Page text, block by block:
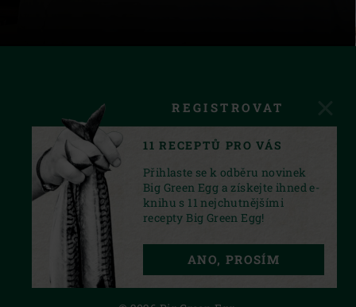
YOUTUBE
PRIVACY STATEMENT
REGISTROVAT
11 RECEPTŮ PRO VÁS
Přihlaste se k odběru novinek
Big Green Egg a získejte ihned e-
knihu s 11 nejchutnějšími
recepty Big Green Egg!
ANO, PROSÍM